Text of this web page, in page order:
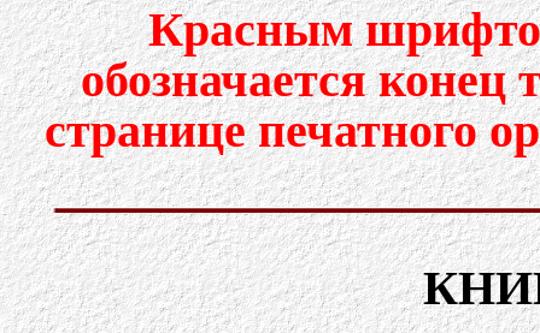
Красным
обозначается конец
странице печатного